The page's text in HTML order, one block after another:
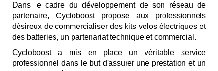
Dans le cadre du développement de son réseau de
partenaire, Cycloboost propose aux professionnels
désireux de commercialiser des kits vélos électriques et
des batteries, un partenariat technique et commercial.
Cycloboost a mis en place un véritable service
professionnel dans le but d'assurer une prestation et un